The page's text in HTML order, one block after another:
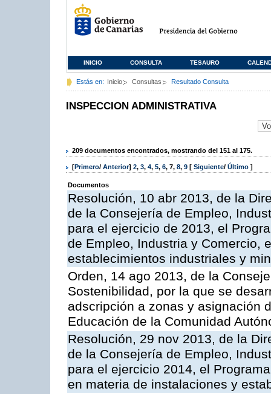
INICIO CONSULTA TESAURO
Estás en: Inicio Consultas Resultado Consulta
INSPECCION ADMINISTRATIVA
209 documentos encontrados, mostrando del 151 al 175.
[Primero/ Anterior] 2, 3, 4, 5, 6, 7, 8, 9 [ Siguiente/ Último ]
Documentos
Resolución, 10 abr 2013, de la
de la Consejería de Empleo,
para el ejercicio de 2013, el
de Empleo, Industria y Comercio,
establecimientos industriales y
Orden, 14 ago 2013, de la
Sostenibilidad, por la que se
adscripción a zonas y asignación
Educación de la Comunidad
Resolución, 29 nov 2013, de la
de la Consejería de Empleo,
para el ejercicio 2014, el
en materia de instalaciones y